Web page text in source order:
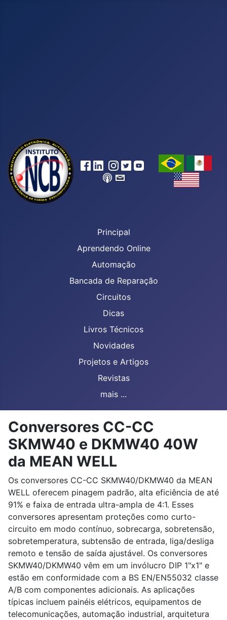
Principal
Aprendendo Online
Automação
Bancada de Reparação
Circuitos
Dicas
Livros Técnicos
Novidades
Projetos e Artigos
Revistas
mais ...
Conversores CC-CC
SKMW40 e DKMW40 40W
da MEAN WELL
Os conversores CC-CC SKMW40/DKMW40 da MEAN
WELL oferecem pinagem padrão, alta eficiência de até
91% e faixa de entrada ultra-ampla de 4:1. Esses
conversores apresentam proteções como curto-
circuito em modo contínuo, sobrecarga, sobretensão,
sobretemperatura, subtensão de entrada, liga/desliga
remoto e tensão de saída ajustável. Os conversores
SKMW40/DKMW40 vêm em um invólucro DIP 1"x1" e
estão em conformidade com a BS EN/EN55032 classe
A/B com componentes adicionais. As aplicações
típicas incluem painéis elétricos, equipamentos de
telecomunicações, automação industrial, arquitetura